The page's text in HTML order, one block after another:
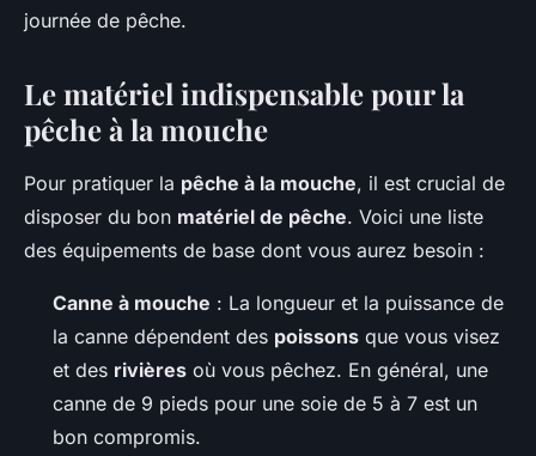
journée de pêche.
Le matériel indispensable pour la
pêche à la mouche
Pour pratiquer la pêche à la mouche, il est crucial de
disposer du bon matériel de pêche. Voici une liste
des équipements de base dont vous aurez besoin :
Canne à mouche : La longueur et la puissance de
la canne dépendent des poissons que vous visez
et des rivières où vous pêchez. En général, une
canne de 9 pieds pour une soie de 5 à 7 est un
bon compromis.